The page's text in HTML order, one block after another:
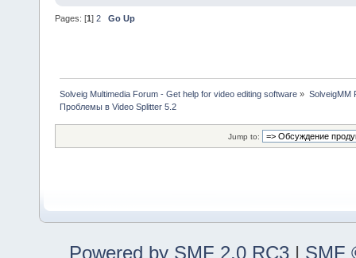
Pages: [1] 2 Go Up
Solveig Multimedia Forum - Get help for video editing software » SolveigMM
Проблемы в Video Splitter 5.2
Jump to:
Powered by SMF 2.0 RC3 | SMF